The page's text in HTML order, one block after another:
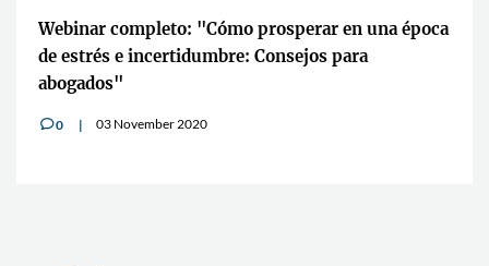
Webinar completo: "Cómo prosperar en una época
de estrés e incertidumbre: Consejos para
abogados"
v0 03 November 2020